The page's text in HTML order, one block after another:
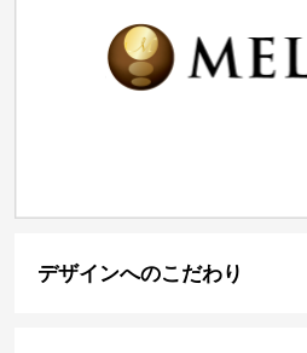
デザインへのこだわり